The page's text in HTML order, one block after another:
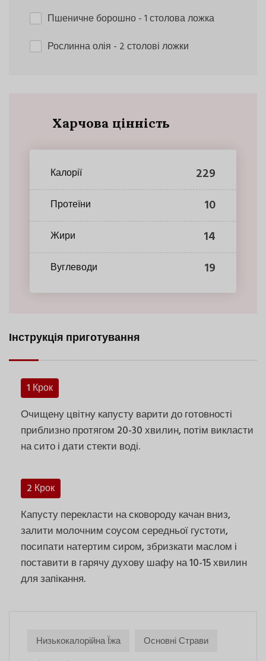
Пшеничне борошно- 1 столова ложка
Рослинна олія - 2 столові ложки
Харчова цінність
Калорії 229
Протеїни 10
Жири 14
Вуглеводи 19
Інструкція приготування
1 Крок
Очищену цвітну капусту варити до готовності
приблизно протягом 20-30 хвилин, потім викласти
на сито і дати стекти воді.
2 Крок
Капусту перекласти на сковороду качан вниз,
залити молочним соусом середньої густоти,
посипати натертим сиром, збризкати маслом і
поставити в гарячу духову шафу на 10-15 хвилин
для запікання.
Низькокалорійна Їжа Основні Страви